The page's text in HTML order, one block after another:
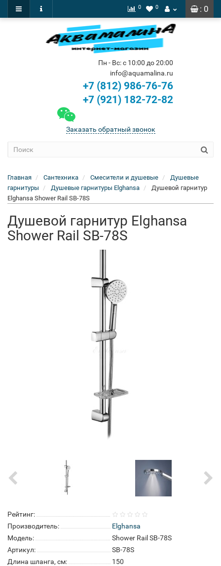
: 0
0 0
Пн - Вс: с 10:00 до 20:00
info@aquamalina.ru
+7 (812) 986-76-76
+7 (921) 182-72-82
Заказать обратный звонок
Главная Сантехника Смесители и душевые
Душевые
гарнитуры
Душевые гарнитуры Elghansa
Душевой гарнитур
Elghansa Shower Rail SB-78S
Душевой гарнитур Elghansa
Shower Rail SB-78S
Рейтинг:
Производитель:
Elghansa
Модель:
Shower Rail SB-78S
Артикул:
SB-78S
Длина шланга, см:
150